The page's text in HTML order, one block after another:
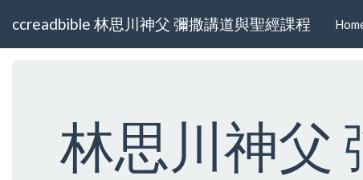
ccreadbible 林思川神父 彌撒講道與聖經課程
林思川神父